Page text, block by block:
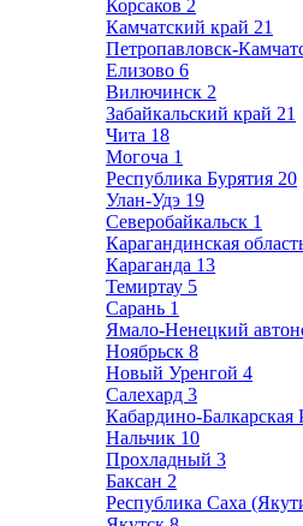
Корсаков 2
Камчатский край 21
Петропавловск-
Елизово 6
Вилючинск 2
Забайкальский край 21
Чита 18
Могоча 1
Республика Бурятия 20
Улан-Удэ 19
Северобайкальск 1
Карагандинская
Караганда 13
Темиртау 5
Сарань 1
Ямало-Ненецкий
Ноябрьск 8
Новый Уренгой 4
Салехард 3
Кабардино-Балкарская
Нальчик 10
Прохладный 3
Баксан 2
Республика Саха